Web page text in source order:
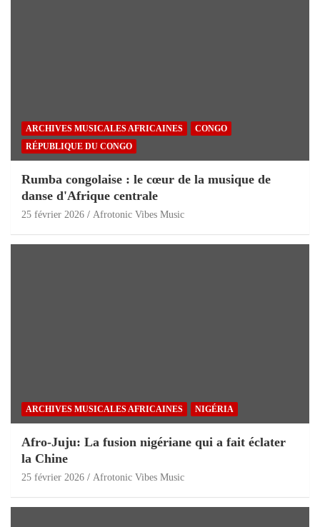
ARCHIVES MUSICALES AFRICAINES
CONGO
RÉPUBLIQUE DU CONGO
Rumba congolaise : le cœur de la musique de
danse d'Afrique centrale
25 février 2026 Afrotonic Vibes Music
ARCHIVES MUSICALES AFRICAINES NIGÉRIA
Afro-Juju: La fusion nigériane qui a fait éclater
la Chine
25 février 2026 Afrotonic Vibes Music